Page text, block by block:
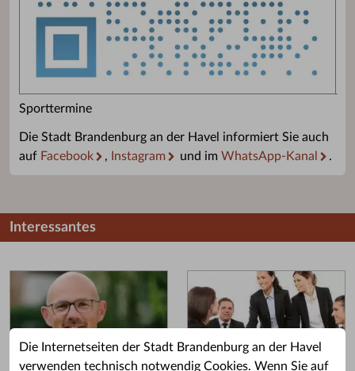
Die Internetseiten der Stadt Brandenburg an der Havel
verwenden technisch notwendig Cookies. Wenn Sie auf
Sporttermine
Die Stadt Brandenburg an der Havel informiert Sie auch
auf Facebook , Instagram und im WhatsApp-Kanal .
Interessantes